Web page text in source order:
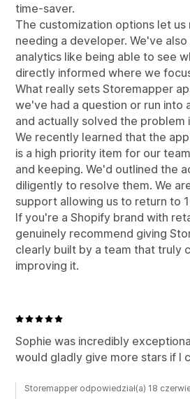
time-saver.
The customization options let
needing a developer. We've
analytics like being able to see
directly informed where we
What really sets Storemapper
we've had a question or run into
and actually solved the problem
We recently learned that the app
is a high priority item for our
and keeping. We'd outlined the
diligently to resolve them. We
support allowing us to return to
If you're a Shopify brand with
genuinely recommend giving
clearly built by a team that truly
improving it.
Sophie was incredibly
would gladly give more stars if I
Storemapper odpowiedział(a) 18